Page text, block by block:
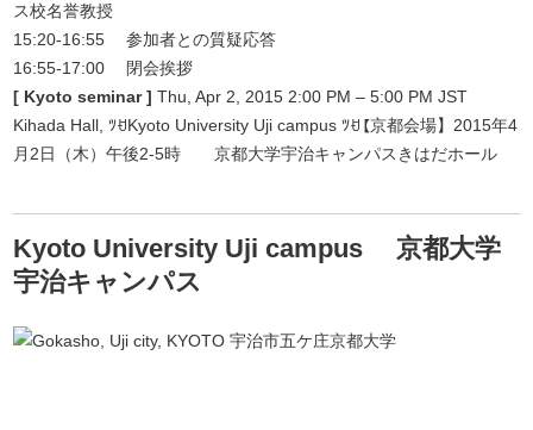
ス校名誉教授
15:20-16:55 参加者との質疑応答
16:55-17:00 閉会挨拶
[ Kyoto seminar ] Thu, Apr 2, 2015 2:00 PM – 5:00 PM JST
Kihada Hall, ﾂꀀKyoto University Uji campus ﾂꀀ 【京都会場】2015年4
月2日（木）午後2-5時 京都大学宇治キャンパスきはだホール
Kyoto University Uji campus 京都大学
宇治キャンパス